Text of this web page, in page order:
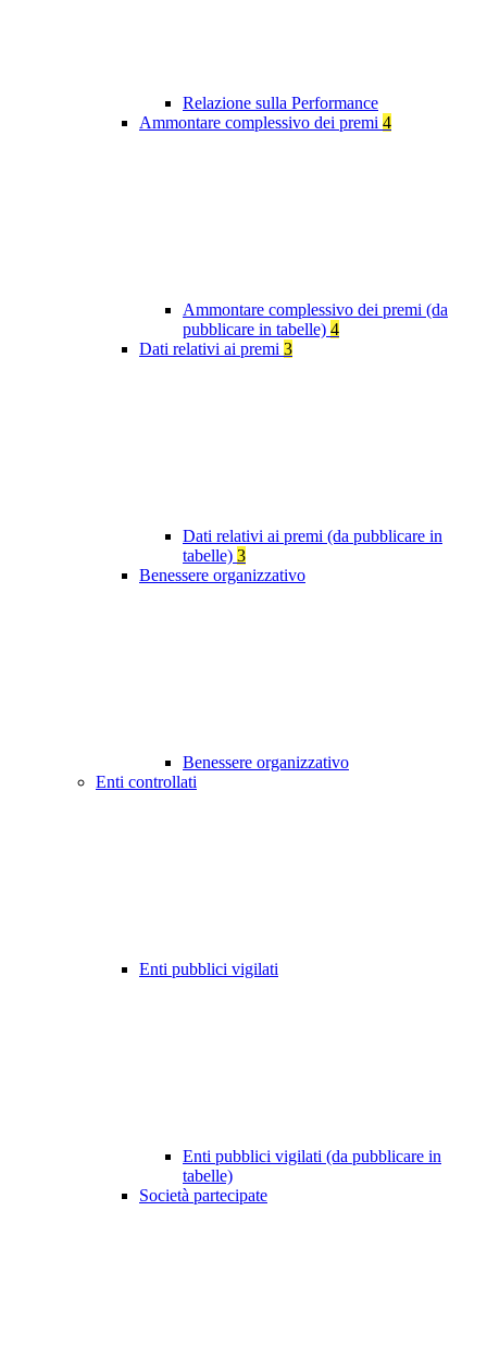
Relazione sulla Performance
Ammontare complessivo dei premi 4
Ammontare complessivo dei premi (da
pubblicare in tabelle) 4
Dati relativi ai premi 3
Dati relativi ai premi (da pubblicare in
tabelle) 3
Benessere organizzativo
Benessere organizzativo
Enti controllati
Enti pubblici vigilati
Enti pubblici vigilati (da pubblicare in
tabelle)
Società partecipate